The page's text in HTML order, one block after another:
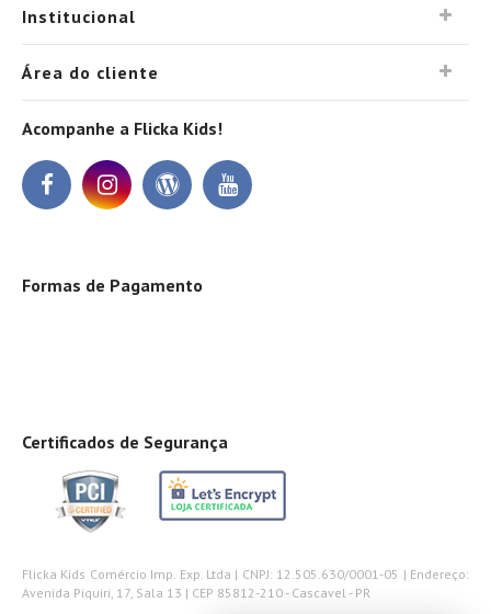
Institucional
Área do cliente
Acompanhe a Flicka Kids!
Formas de Pagamento
Certificados de Segurança
Flicka Kids Comércio Imp. Exp. Ltda | CNPJ: 12.505.630/0001-05 | Endereço:
Avenida Piquiri, 17, Sala 13 | CEP 85812-210 - Cascavel - PR